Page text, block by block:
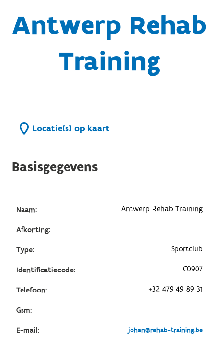
Antwerp Rehab
Training
Locatie(s) op kaart
Basisgegevens
Naam: Antwerp Rehab Training
Afkorting:
Type: Sportclub
Identificatiecode: C0907
Telefoon: +32 479 49 89 31
Gsm:
E-mail: johan@rehab-training.be